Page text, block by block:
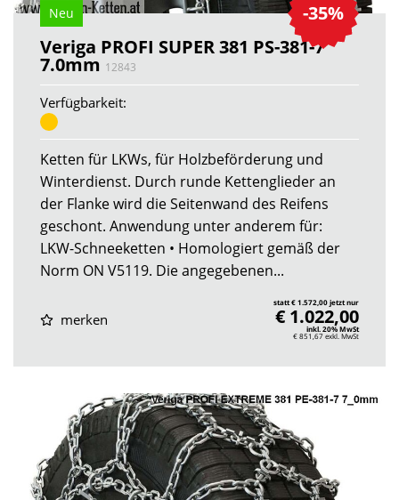
-35%
Neu
Veriga PROFI SUPER 381 PS-381-7
7.0mm 12843
Verfügbarkeit:
Ketten für LKWs, für Holzbeförderung und
Winterdienst. Durch runde Kettenglieder an
der Flanke wird die Seitenwand des Reifens
geschont. Anwendung unter anderem für:
LKW-Schneeketten • Homologiert gemäß der
Norm ON V5119. Die angegebenen...
merken
statt € 1.572,00 jetzt nur
€ 1.022,00
inkl. 20% MwSt
€ 851,67exkl. MwSt